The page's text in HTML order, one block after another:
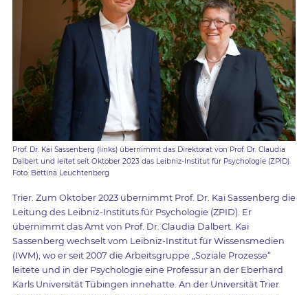
Prof. Dr. Kai Sassenberg (links) übernimmt das Direktorat von Prof. Dr. Claudia
Dalbert und leitet seit Oktober 2023 das Leibniz-Institut für Psychologie (ZPID).
Foto: Bettina Leuchtenberg
Trier. Zum Oktober 2023 übernimmt Prof. Dr. Kai Sassenberg die
Leitung des Leibniz-Instituts für Psychologie (ZPID). Er
übernimmt das Amt von Prof. Dr. Claudia Dalbert. Kai
Sassenberg wechselt vom Leibniz-Institut für Wissensmedien
(IWM), wo er seit 2007 die Arbeitsgruppe „Soziale Prozesse“
leitete und in der Psychologie eine Professur an der Eberhard
Karls Universität Tübingen innehatte. An der Universität Trier